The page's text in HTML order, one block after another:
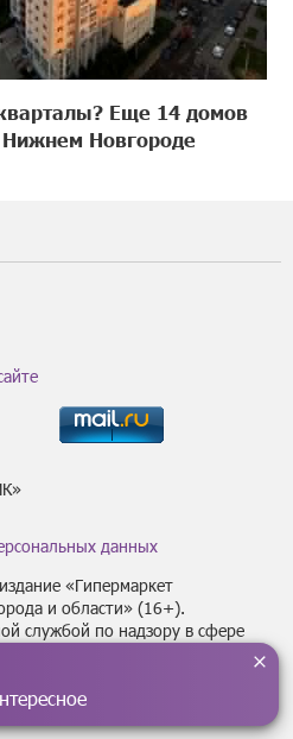
Еще 14 домов
Нижнем Новгороде
данных
«Гипермаркет
и области» (16+).
службой по надзору в сфере
за регистрационным
февраля 2011 г.